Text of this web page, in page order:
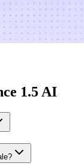
1.5 AI